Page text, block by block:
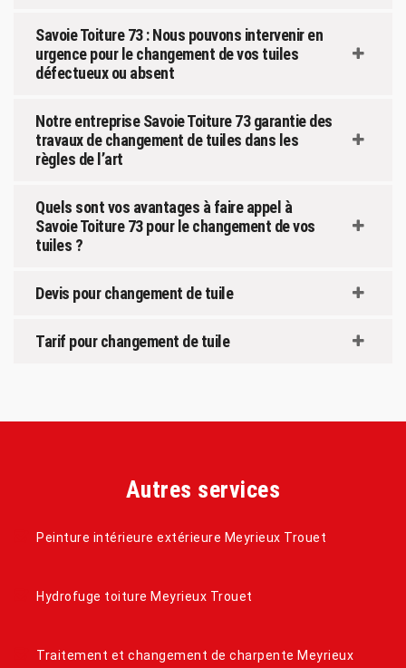
Savoie Toiture 73 : Nous pouvons intervenir en
urgence pour le changement de vos tuiles
défectueux ou absent
Notre entreprise Savoie Toiture 73 garantie des
travaux de changement de tuiles dans les
règles de l’art
Quels sont vos avantages à faire appel à
Savoie Toiture 73 pour le changement de vos
tuiles ?
Devis pour changement de tuile
Tarif pour changement de tuile
Autres services
Peinture intérieure extérieure Meyrieux Trouet
Hydrofuge toiture Meyrieux Trouet
Traitement et changement de charpente Meyrieux